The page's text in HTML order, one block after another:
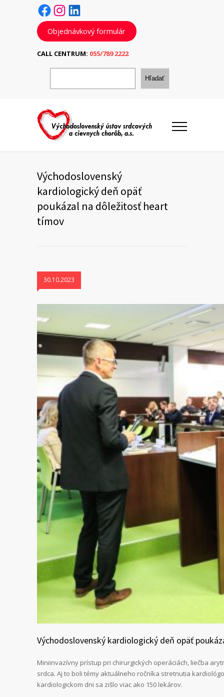
Facebook Instagram LinkedIn
Objednávkový formulár
CALL CENTRUM: 055/789 2222
H
d
Hľadať
Východoslovenský
kardiologický deň opäť
poukázal na dôležitosť heart
tímov
30.10.2023
Východoslovenský kardiologický deň opäť
Miniinvazívny prístup pri chirurgických operáciách, liečba
srdca. Aj to boli témy aktuálneho ročníka stretnutia
kardiologickom dni sa zišlo viac ako 150 lekárov.